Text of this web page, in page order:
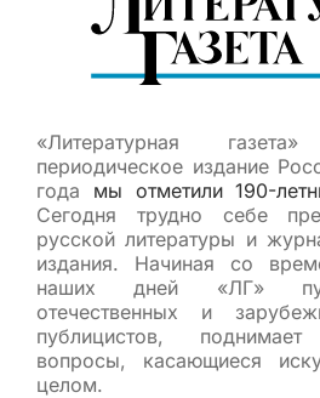
«Литературная
периодическое издание
года мы отметили 190-
Сегодня трудно себе
русской литературы и
издания. Начиная со
наших дней «ЛГ»
отечественных и
публицистов,
вопросы, касающиеся
целом.